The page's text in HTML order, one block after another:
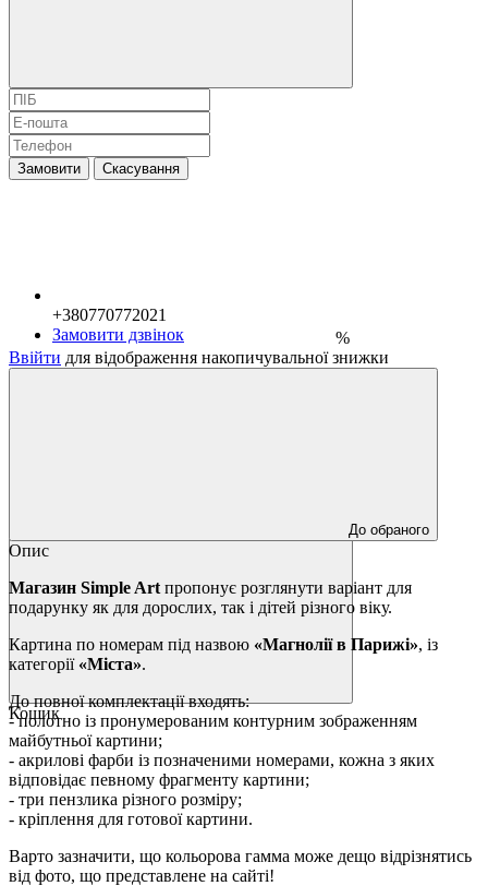
+380770772021
+380770772021
Замовити дзвінок
Кошик
Замовити Скасування
%
Ввійти для відображення накопичувальної знижки
До обраного
Опис
Магазин Simple Art пропонує розглянути варіант для
подарунку як для дорослих, так і дітей різного віку.
Картина по номерам під назвою «Магнолії в Парижі», із
категорії «Міста».
До повної комплектації входять:
- полотно із пронумерованим контурним зображенням
майбутньої картини;
- акрилові фарби із позначеними номерами, кожна з яких
відповідає певному фрагменту картини;
- три пензлика різного розміру;
- кріплення для готової картини.
Варто зазначити, що кольорова гамма може дещо відрізнятись
від фото, що представлене на сайті!